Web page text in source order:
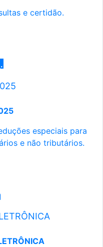
e certidão.
especiais para
e não tributários.